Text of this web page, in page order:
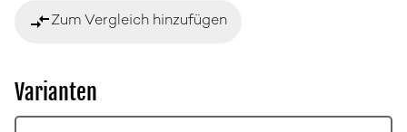
compare_arrowsZum Vergleich hinzufügen
Varianten